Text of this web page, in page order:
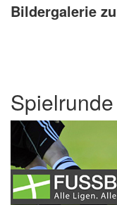
Bildergalerie